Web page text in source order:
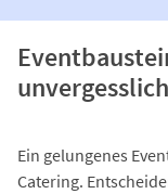
Ein gelungenes
Catering.